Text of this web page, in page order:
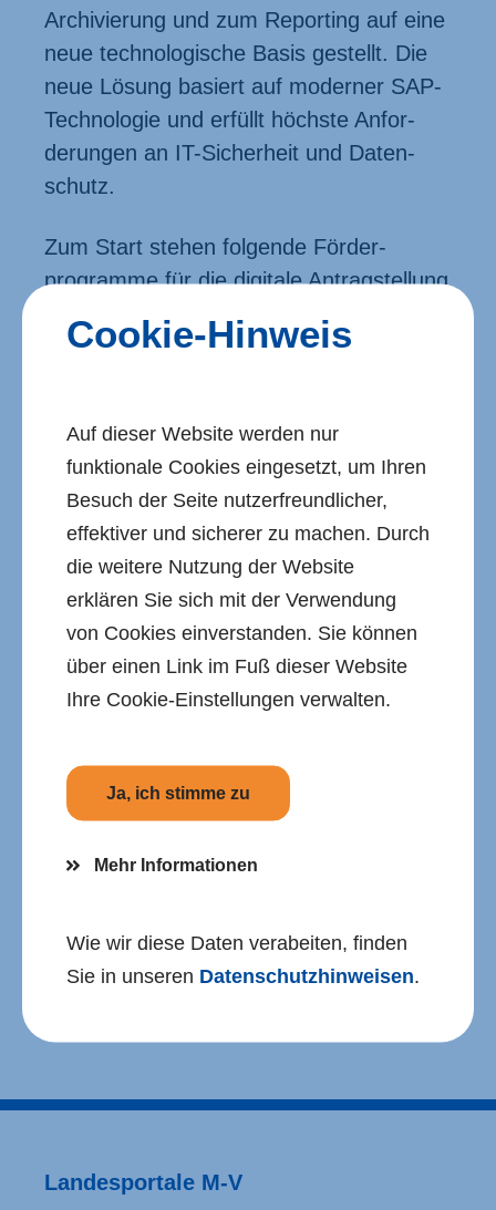
Cookie-Hinweis
Auf dieser Website werden nur
funktionale Cookies eingesetzt, um Ihren
Besuch der Seite nutzerfreundlicher,
effektiver und sicherer zu machen. Durch
die weitere Nutzung der Website
erklären Sie sich mit der Verwendung
von Cookies einverstanden. Sie können
über einen Link im Fuß dieser Website
Ihre Cookie-Einstellungen verwalten.
Ja, ich stimme zu
Mehr Informationen
Wie wir diese Daten verabeiten, finden
Sie in unseren Datenschutzhinweisen.
Archi­vierung und zum Reporting auf eine
neue techno­logische Basis gestellt. Die
neue Lösung basiert auf moderner SAP-
Techno­logie und erfüllt höchste Anfor­
derungen an IT-Sicherheit und Daten­
schutz.
Zum Start stehen folgende Förder­
programme für die digitale Antrag­stellung
Radwegebau
Messen und Ausstellungen
Fischereiabgabe
Weitere Förder­programme werden
schrittweise in das Förder­portal integriert.
Bereits laufende Antrags­verfahren
fahren bearbeitet.
Weiterführende Informationen
Landesportale M-V